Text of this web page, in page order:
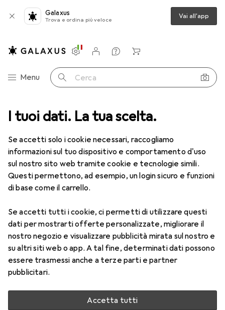
I tuoi dati. La tua scelta.
Se accetti solo i cookie necessari, raccogliamo
informazioni sul tuo dispositivo e comportamento d'uso
sul nostro sito web tramite cookie e tecnologie simili.
Questi permettono, ad esempio, un login sicuro e funzioni
di base come il carrello.
Se accetti tutti i cookie, ci permetti di utilizzare questi
dati per mostrarti offerte personalizzate, migliorare il
nostro negozio e visualizzare pubblicità mirata sul nostro e
su altri siti web o app. A tal fine, determinati dati possono
essere trasmessi anche a terze parti e partner
pubblicitari.
Accetta tutti
Galaxus
Trova e ordina più veloce Vai all'app
Categoria Navigazione
Menu Cerca
Impostazioni
Conto cliente
Liste di confronto
Liste dei desideri
Carrello
Lenti a contatto Air Optix più HydraGlyde per l'astigmatismo
1 Immagine
Air Optix più HydraGlyde per
-1.5, Obiettivo mensile, 6 pz., Torico
Prezzo in EUR IVA incl.
EUR
47,29 EUR
7,88/1pz.